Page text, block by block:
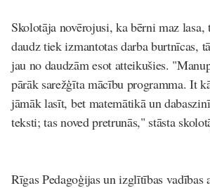
Skolotāja novērojusi, ka bērni maz lasa,
daudz tiek izmantotas darba burtnīcas,
jau no daudzām esot atteikušies.
pārāk sarežģīta mācību programma. It
jāmāk lasīt, bet matemātikā un
teksti; tas noved pretrunās," stāsta
Rīgas Pedagoģijas un izglītības vadības